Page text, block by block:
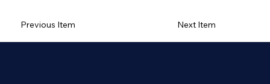
Previous Item Next Item